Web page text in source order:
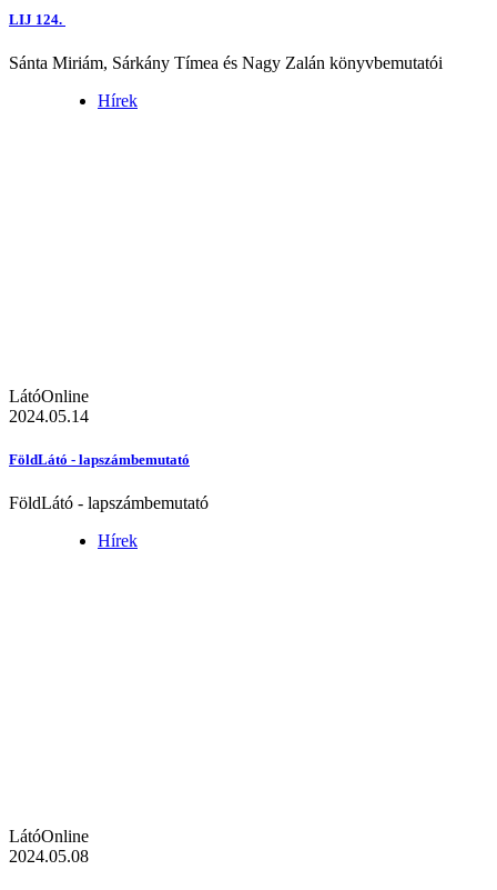
LIJ 124.
Sánta Miriám, Sárkány Tímea és Nagy Zalán könyvbemutatói
Hírek
LátóOnline
2024.05.14
FöldLátó - lapszámbemutató
FöldLátó - lapszámbemutató
Hírek
LátóOnline
2024.05.08